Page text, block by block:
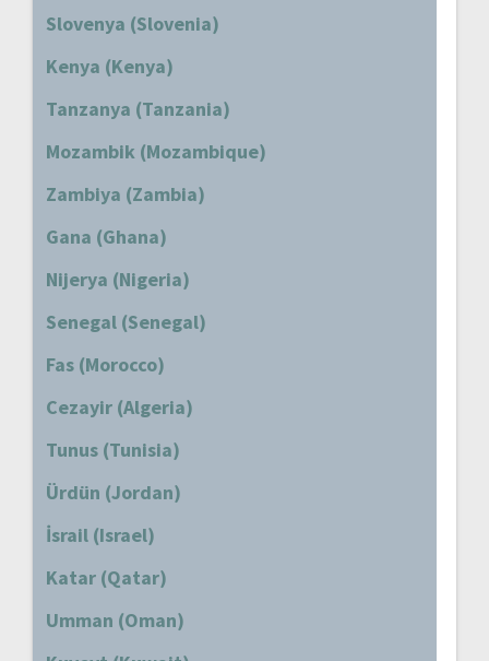
Slovenya (Slovenia)
Kenya (Kenya)
Tanzanya (Tanzania)
Mozambik (Mozambique)
Zambiya (Zambia)
Gana (Ghana)
Nijerya (Nigeria)
Senegal (Senegal)
Fas (Morocco)
Cezayir (Algeria)
Tunus (Tunisia)
Ürdün (Jordan)
İsrail (Israel)
Katar (Qatar)
Umman (Oman)